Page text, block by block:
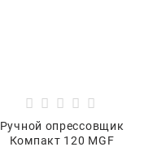
Ручной опрессовщик
Компакт 120 MGF